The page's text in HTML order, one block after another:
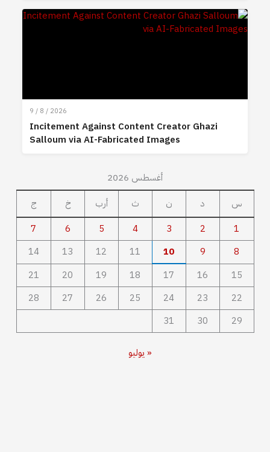
9 / 8 / 2026
Incitement Against Content Creator Ghazi
Salloum via AI-Fabricated Images
أغسطس 2026
س
د ن ث أرب خ
ج
1
2
3
4
5
6
7
8
9
10
11
12
13
14
15
16
17
18
19
20
21
22
23
24
25
26
27
28
29
30
31
« يوليو